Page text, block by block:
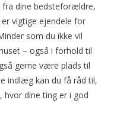
fra dine bedsteforældre,
vigtige ejendele for
som du ikke vil
– også i forhold til
gerne være plads til
indlæg kan du få råd til,
hvor dine ting er i god